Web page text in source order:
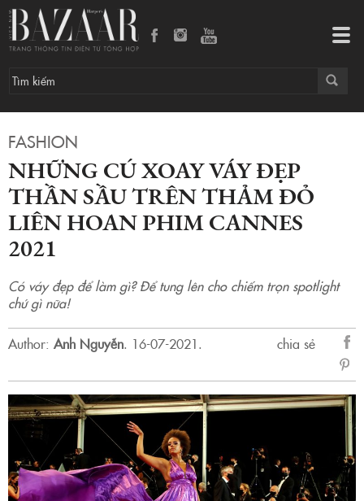
FASHION
NHỮNG CÚ XOAY VÁY ĐẸP
THẦN SẦU TRÊN THẢM ĐỎ
LIÊN HOAN PHIM CANNES
2021
Có váy đẹp để làm gì? Để tung lên cho chiếm trọn spotlight
chứ gì nữa!
Author: Anh Nguyễn. 16-07-2021.
chia sẻ
sẻ